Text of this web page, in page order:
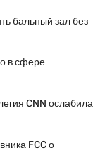
бальный зал без
в сфере
CNN ослабила
FCC о